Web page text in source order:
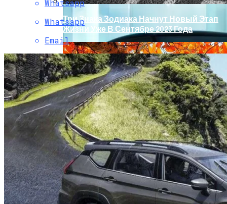
Обновление Для Range Rover Velar:
«умные» Фары, Новый Салон,
Три Знака Зодиака Начнут Новый Этап
Жизни Уже В Сентябре 2023 Года
Whatsapp
Whatsapp
Email